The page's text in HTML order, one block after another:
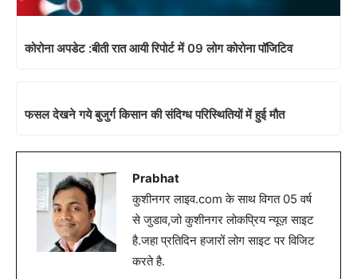
कोरोना अपडेट :बीती रात आयी रिपोर्ट में 09 लोग कोरोना पॉजिटिव
फसल देखने गये बुजुर्ग किसान की संदिग्ध परिस्थितियों में हुई मौत
Prabhat
कुशीनगर लाइव.com के साथ विगत 05 वर्ष
से जुडाव,जो कुशीनगर लोकप्रिय न्यूज़ साइट
है.जहा प्रतिदिन हजारों लोग साइट पर विजिट
करते है.